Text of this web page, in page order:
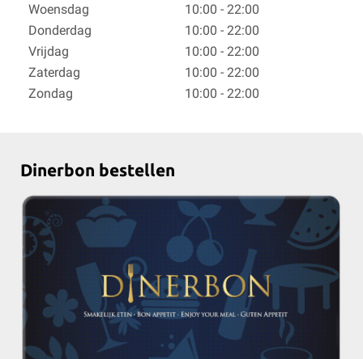
Woensdag
10:00 - 22:00
Donderdag
10:00 - 22:00
Vrijdag
10:00 - 22:00
Zaterdag
10:00 - 22:00
Zondag
10:00 - 22:00
Dinerbon bestellen